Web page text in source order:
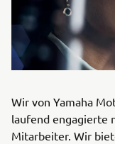
Wir von Yamaha
laufend engagierte
Mitarbeiter. Wir